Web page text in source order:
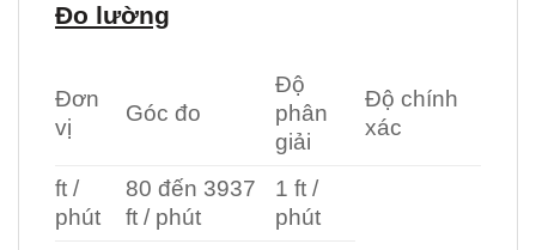
Đo lường
Đơn
vị
Góc đo
Độ
phân
giải
Độ chính
xác
ft /
phút
80 đến 3937
ft / phút
1 ft /
phút